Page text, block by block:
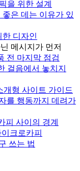
을 위한 설계
은 데는 이유가 있
디자인
메시지가 먼저
전 마지막 점검
걸음에서 놓치지
개형 사이트 가이드
를 행동까지 데려가
피 사이의 경계
크로카피
쓰는 법